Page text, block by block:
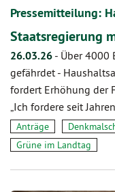
Pressemitteilung:
Staatsregierung
26.03.26 - Über 4000
gefährdet -
fordert Erhöhung der
„Ich fordere seit
Anträge
Grüne im Landtag